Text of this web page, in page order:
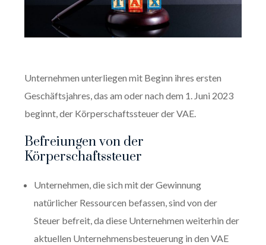
Unternehmen unterliegen mit Beginn ihres ersten
Geschäftsjahres, das am oder nach dem 1. Juni 2023
beginnt, der Körperschaftssteuer der VAE.
Befreiungen von der
Körperschaftssteuer
Unternehmen, die sich mit der Gewinnung
natürlicher Ressourcen befassen, sind von der
Steuer befreit, da diese Unternehmen weiterhin der
aktuellen Unternehmensbesteuerung in den VAE